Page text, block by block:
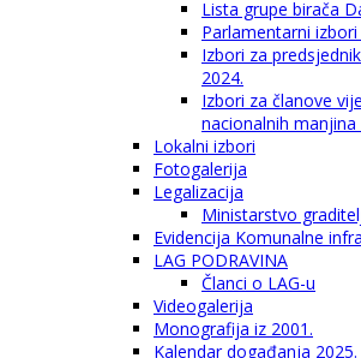
Lista grupe birača
Parlamentarni izbori
Izbori za
2024.
Izbori za članove
nacionalnih manjina
Lokalni izbori
Fotogalerija
Legalizacija
Ministarstvo
Evidencija Komunalne
LAG PODRAVINA
Članci o LAG-u
Videogalerija
Monografija iz 2001.
Kalendar događanja 2025.